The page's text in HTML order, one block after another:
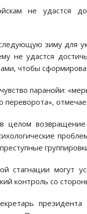
не удастся
зиму для
не удастся
чтобы
паранойи:
переворота»,
целом
стагнации могут
контроль со